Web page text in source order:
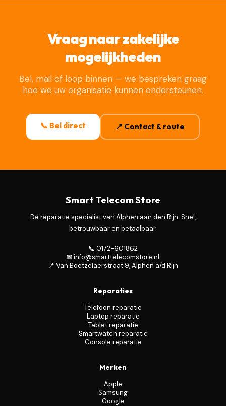
Vraag naar zakelijke
mogelijkheden
Bel, mail of loop binnen — we bespreken graag
hoe we uw organisatie kunnen ondersteunen.
📞 Bel direct 📍 Contact & route
Smart Telecom Store
Dé reparatie specialist van Alphen aan den Rijn. Snel,
betrouwbaar en betaalbaar.
📞 0172-601862
✉ info@smarttelecomstore.nl
📍 Van Boetzelaerstraat 9, Alphen a/d Rijn
Reparaties
Telefoon reparatie
Laptop reparatie
Tablet reparatie
Smartwatch reparatie
Console reparatie
Merken
Apple
Samsung
Google